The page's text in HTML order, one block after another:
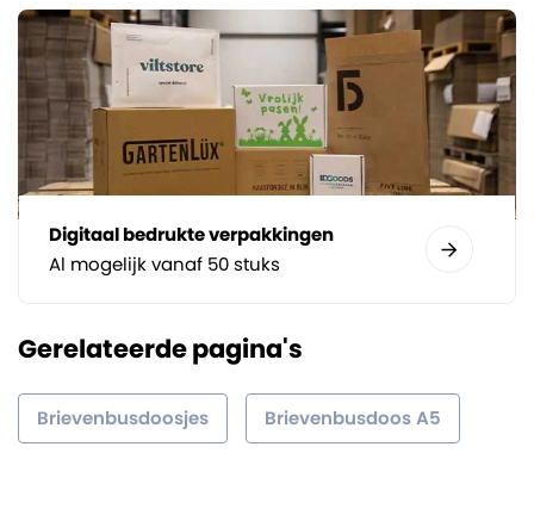
Digitaal bedrukte verpakkingen
Al mogelijk vanaf 50 stuks
Gerelateerde pagina's
Brievenbusdoosjes Brievenbusdoos A5